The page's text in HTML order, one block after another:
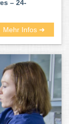
– 24-
Mehr Infos ➜